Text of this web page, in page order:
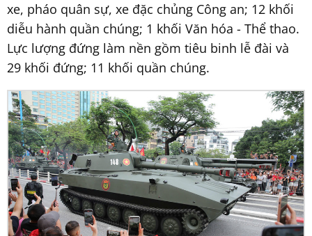
xe, pháo quân sự, xe đặc chủng Công an; 12 khối
diễu hành quần chúng; 1 khối Văn hóa - Thể thao.
Lực lượng đứng làm nền gồm tiêu binh lễ đài và
29 khối đứng; 11 khối quần chúng.